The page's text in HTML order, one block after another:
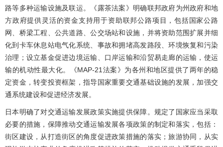
路等多种运输设施及联运。《露茶法案》明确联邦政府为州政府和地
方政府提供灵活的资金支持用于资助联邦公路项目，包括国家公路
网、桥梁工程、公共道路、公交场站和设施，并将资助范围扩展并细
化到卡车休息站电气化系统、事故和拥堵高发路段、环境恢复和污染
治理；设立基金促进边境运输、口岸运输和沿贸易走廊的运输，使运
输的机动性最大化。《MAP-21法案》为各州和地区提供了两年的稳
定资金，转变投资框架，指导国家重要交通基础设施的发展，加强交
通系统建设和促进经济发展。
日本明确了对交通运输发展政策实施提供保障。规定了国家应当采取
必要的措施，保障推动交通运输发展各项政策的制定和落实，包括：
街区建设，从打造街区的角度促进政策措施的落实；旅游协同，从实